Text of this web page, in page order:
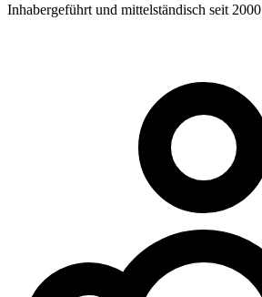
Inhabergeführt und mittelständisch seit 2000